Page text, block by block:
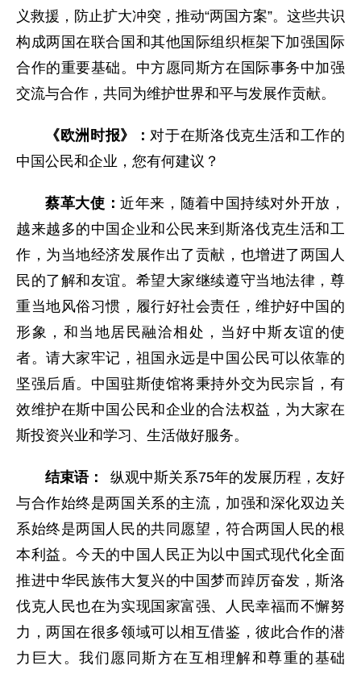
义救援，防止扩大冲突，推动“两国方案”。这些共识
构成两国在联合国和其他国际组织框架下加强国际
合作的重要基础。中方愿同斯方在国际事务中加强
交流与合作，共同为维护世界和平与发展作贡献。
《欧洲时报》：对于在斯洛伐克生活和工作的
中国公民和企业，您有何建议？
蔡革大使：近年来，随着中国持续对外开放，
越来越多的中国企业和公民来到斯洛伐克生活和工
作，为当地经济发展作出了贡献，也增进了两国人
民的了解和友谊。希望大家继续遵守当地法律，尊
重当地风俗习惯，履行好社会责任，维护好中国的
形象，和当地居民融洽相处，当好中斯友谊的使
者。请大家牢记，祖国永远是中国公民可以依靠的
坚强后盾。中国驻斯使馆将秉持外交为民宗旨，有
效维护在斯中国公民和企业的合法权益，为大家在
斯投资兴业和学习、生活做好服务。
结束语：纵观中斯关系75年的发展历程，友好
与合作始终是两国关系的主流，加强和深化双边关
系始终是两国人民的共同愿望，符合两国人民的根
本利益。今天的中国人民正为以中国式现代化全面
推进中华民族伟大复兴的中国梦而踔厉奋发，斯洛
伐克人民也在为实现国家富强、人民幸福而不懈努
力，两国在很多领域可以相互借鉴，彼此合作的潜
力巨大。我们愿同斯方在互相理解和尊重的基础